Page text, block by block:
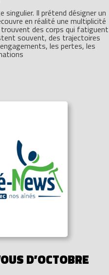
Il prétend désigner un
en réalité une multiplicité
des corps qui fatiguent
souvent, des trajectoires
les pertes, les
D’OCTOBRE